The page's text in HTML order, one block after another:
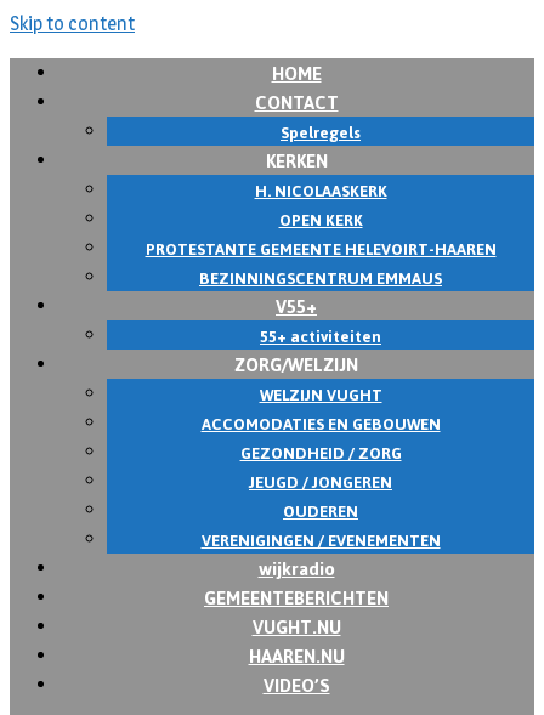
Skip to content
HOME
CONTACT
Spelregels
KERKEN
H. NICOLAASKERK
OPEN KERK
PROTESTANTE GEMEENTE HELEVOIRT-HAAREN
BEZINNINGSCENTRUM EMMAUS
V55+
55+ activiteiten
ZORG/WELZIJN
WELZIJN VUGHT
ACCOMODATIES EN GEBOUWEN
GEZONDHEID / ZORG
JEUGD / JONGEREN
OUDEREN
VERENIGINGEN / EVENEMENTEN
wijkradio
GEMEENTEBERICHTEN
VUGHT.NU
HAAREN.NU
VIDEO’S